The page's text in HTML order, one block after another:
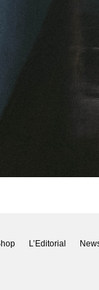
L’Editorial